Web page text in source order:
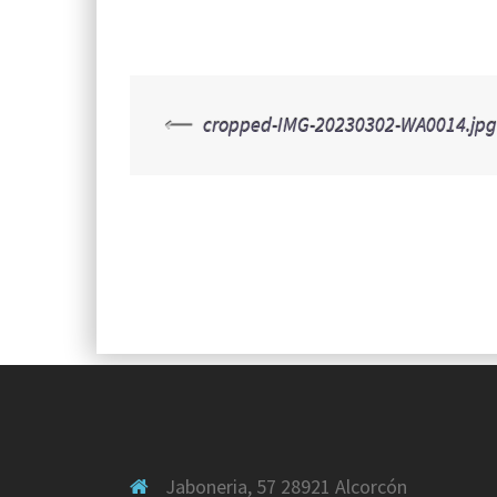
Navegación
⟵ cropped-IMG-20230302-WA0014.jpg
Jaboneria, 57 28921 Alcorcón